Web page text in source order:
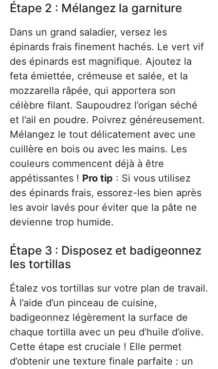
Étape 2 : Mélangez la garniture
Dans un grand saladier, versez les
épinards frais finement hachés. Le vert vif
des épinards est magnifique. Ajoutez la
feta émiettée, crémeuse et salée, et la
mozzarella râpée, qui apportera son
célèbre filant. Saupoudrez l’origan séché
et l’ail en poudre. Poivrez généreusement.
Mélangez le tout délicatement avec une
cuillère en bois ou avec les mains. Les
couleurs commencent déjà à être
appétissantes ! Pro tip : Si vous utilisez
des épinards frais, essorez-les bien après
les avoir lavés pour éviter que la pâte ne
devienne trop humide.
Étape 3 : Disposez et badigeonnez
les tortillas
Étalez vos tortillas sur votre plan de travail.
À l’aide d’un pinceau de cuisine,
badigeonnez légèrement la surface de
chaque tortilla avec un peu d’huile d’olive.
Cette étape est cruciale ! Elle permet
d’obtenir une texture finale parfaite : un